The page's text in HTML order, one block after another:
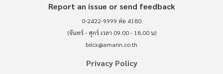
Report an issue or send feedback
0-2422-9999 ต่อ 4180
(จันทร์ - ศุกร์ เวลา 09.00 - 18.00 น)
bdcx@amarin.co.th
Privacy Policy